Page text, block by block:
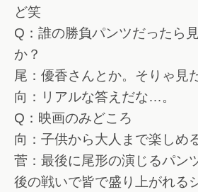
ど笑
Q：誰の勝負パンツだったら
か？
尾：優香さんとか。そりゃ見
向：リアルな答えだな…。
Q：映画のみどころ
向：子供から大人まで楽しめ
菅：最後に尾形の演じるパン
後の戦いで皆で盛り上がれる